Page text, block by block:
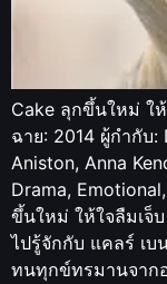
Cake ลุกขึ้นใหม่ ใ
ฉาย: 2014 ผู้กำกับ:
Aniston, Anna
Drama,
ขึ้นใหม่ ให้ใจลืมเจ็
ไปรู้จักกับ แคลร์ เ
ทนทุกข์ทรมานจาก